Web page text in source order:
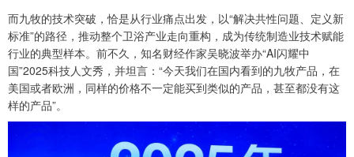
而九牧的技术突破，恰是从行业痛点出发，以“解决共性问题、定义新
标准”的路径，推动整个卫浴产业走向重构，成为传统制造业技术赋能
行业的典型样本。前不久，知名财经作家吴晓波举办“AI闪耀中
国”2025科技人文秀，并坦言：“今天我们在国内看到的九牧产品，在
美国或者欧洲，同样的价格不一定能买到类似的产品，甚至都没有这
样的产品”。